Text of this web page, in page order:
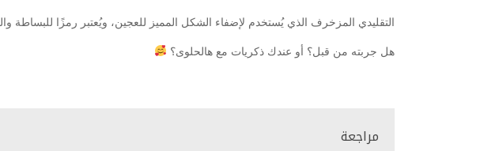
التقليدي المزخرف الذي يُستخدم لإضفاء الشكل المميز للعجين، ويُعتبر رمزًا للبساطة
هل جربته من قبل؟ أو عندك ذكريات مع هالحلوى؟
مراجعة